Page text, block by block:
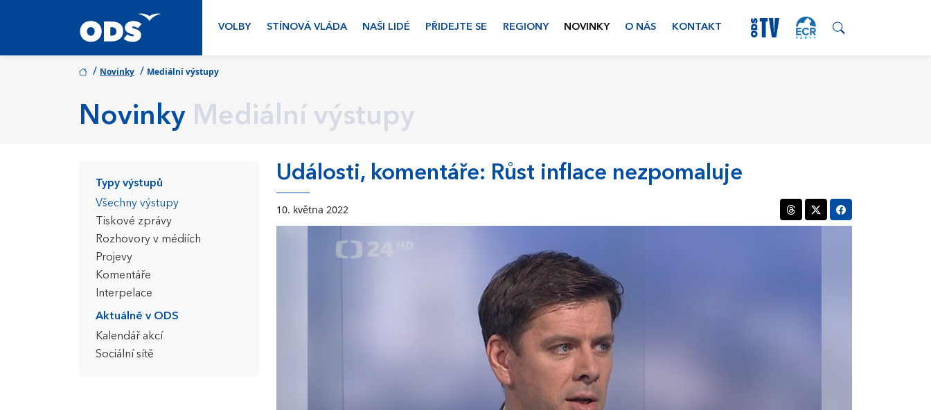
VOLBY STÍNOVÁ VLÁDA NAŠI LIDÉ PŘIDEJTE SE REGIONY NOVINKY O NÁS KONTAKT
/ Novinky / Mediální výstupy
Novinky Mediální výstupy
Typy výstupů
Všechny výstupy
Tiskové zprávy
Rozhovory v médiích
Projevy
Komentáře
Interpelace
Aktuálně v ODS
Kalendář akcí
Sociální sítě
Události, komentáře: Růst inflace nezpomaluje
10. května 2022